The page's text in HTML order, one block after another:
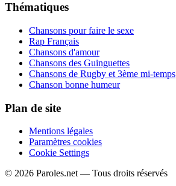
Thématiques
Chansons pour faire le sexe
Rap Français
Chansons d'amour
Chansons des Guinguettes
Chansons de Rugby et 3ème mi-temps
Chanson bonne humeur
Plan de site
Mentions légales
Paramètres cookies
Cookie Settings
© 2026 Paroles.net — Tous droits réservés